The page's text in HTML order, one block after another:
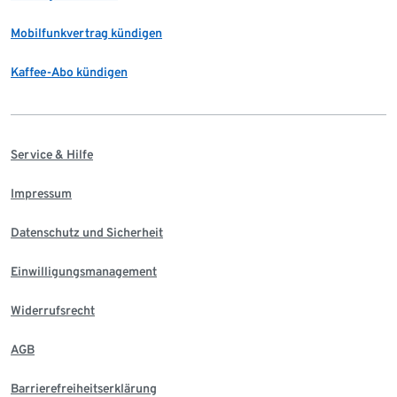
Mobilfunkvertrag kündigen
Kaffee-Abo kündigen
Service & Hilfe
Impressum
Datenschutz und Sicherheit
Einwilligungsmanagement
Widerrufsrecht
AGB
Barrierefreiheitserklärung